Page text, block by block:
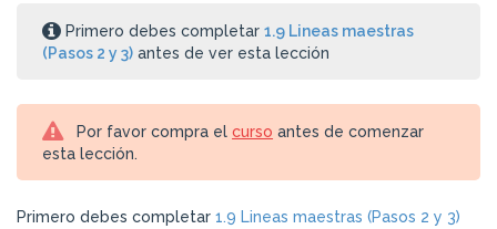
Primero debes completar1.9 Lineas maestras
(Pasos 2 y 3)antes de ver esta lección
Por favor compra elcurso antes de comenzar
esta lección.
Primero debes completar 1.9 Lineas maestras (Pasos 2 y 3)